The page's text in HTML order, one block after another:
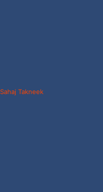
Sahaj Takneek